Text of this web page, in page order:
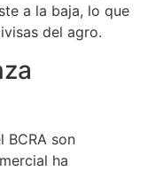
a la baja, lo que
del agro.
BCRA son
ha